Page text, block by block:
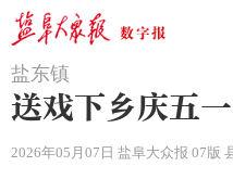
盐东镇
送戏下乡庆五一
2026年05月07日 盐阜大众报 07版